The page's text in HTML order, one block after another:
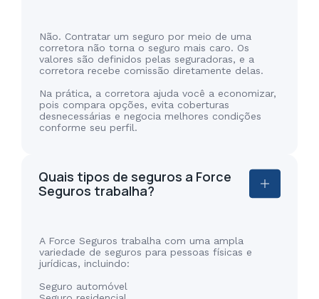
Não. Contratar um seguro por meio de uma
corretora não torna o seguro mais caro. Os
valores são definidos pelas seguradoras, e a
corretora recebe comissão diretamente delas.
Na prática, a corretora ajuda você a economizar,
pois compara opções, evita coberturas
desnecessárias e negocia melhores condições
conforme seu perfil.
Quais tipos de seguros a Force
Seguros trabalha?
A Force Seguros trabalha com uma ampla
variedade de seguros para pessoas físicas e
jurídicas, incluindo:
Seguro automóvel